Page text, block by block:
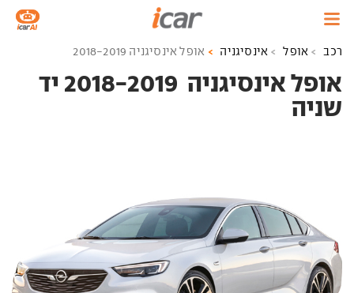
רכב אופל אינסיגניה אופל אינסיגניה 2018-2019
אופל אינסיגניה ‏ 2018-2019 יד
שניה